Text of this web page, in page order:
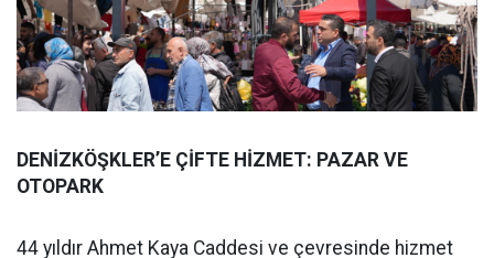
DENİZKÖŞKLER’E ÇİFTE HİZMET: PAZAR VE
OTOPARK
44 yıldır Ahmet Kaya Caddesi ve çevresinde hizmet